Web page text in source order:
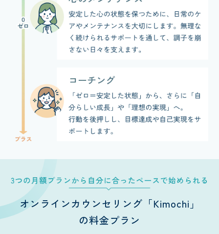
オンラインカウンセリング「Kimochi」
の料金プラン